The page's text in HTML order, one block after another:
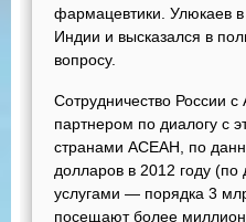
фармацевтики. Улюкаев
Индии и высказался в
вопросу.
Сотрудничество России
партнером по диалогу с
странами АСЕАН, по
долларов в 2012 году
услугами — порядка 3
посещают более